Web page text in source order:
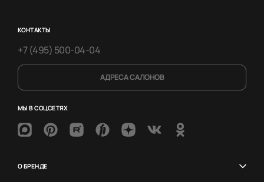
КОНТАКТЫ
+7 (495) 500-04-04
АДРЕСА САЛОНОВ
МЫ В СОЦСЕТЯХ
О БРЕНДЕ